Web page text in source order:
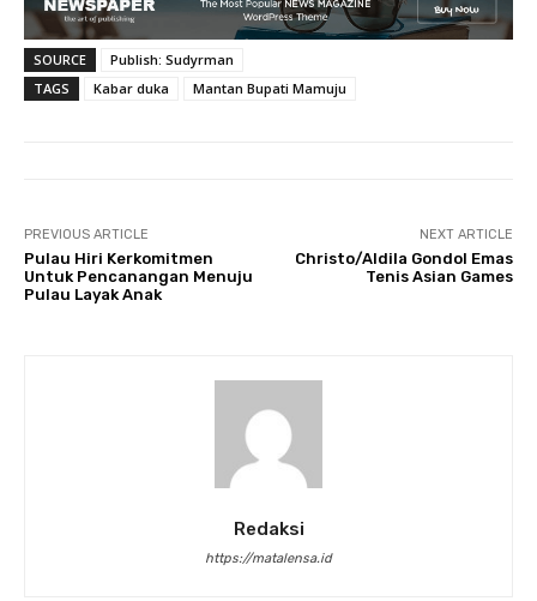
SOURCE
Publish: Sudyrman
TAGS
Kabar duka Mantan Bupati Mamuju
PREVIOUS ARTICLE
Pulau Hiri Kerkomitmen
Untuk Pencanangan Menuju
Pulau Layak Anak
NEXT ARTICLE
Christo/Aldila Gondol Emas
Tenis Asian Games
Redaksi
https://matalensa.id